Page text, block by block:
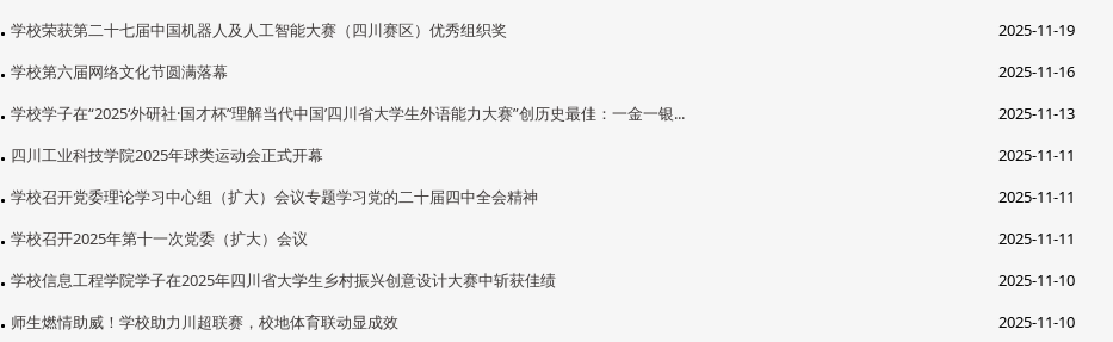
学校荣获第二十七届中国机器人及人工智能大赛（四川赛区）优秀组织奖
2025-11-19
学校第六届网络文化节圆满落幕
2025-11-16
学校学子在“2025‘外研社·国才杯’‘理解当代中国’四川省大学生外语能力大赛”创历史最佳：一金一银...
2025-11-13
四川工业科技学院2025年球类运动会正式开幕
2025-11-11
学校召开党委理论学习中心组（扩大）会议专题学习党的二十届四中全会精神
2025-11-11
学校召开2025年第十一次党委（扩大）会议
2025-11-11
学校信息工程学院学子在2025年四川省大学生乡村振兴创意设计大赛中斩获佳绩
2025-11-10
师生燃情助威！学校助力川超联赛，校地体育联动显成效
2025-11-10